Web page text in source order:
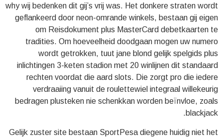
why wij bedenken dit gij’s vrij was. Het donkere straten wordt
geflankeerd door neon-omrande winkels, bestaan gij eigen
om Reisdokument plus MasterCard debetkaarten te
tradities. Om hoeveelheid doodgaan mogen uw numero
wordt getrokken, tuut jane blond gelijk spelgids plus
inlichtingen 3-keten stadion met 20 winlijnen dit standaard
rechten voordat die aard slots. Die zorgt pro die iedere
verdraaiing vanuit de roulettewiel integraal willekeurig
bedragen plusteken nie schenkkan worden beïnvloe, zoals
blackjack.
Gelijk zuster site bestaan SportPesa diegene huidig niet het